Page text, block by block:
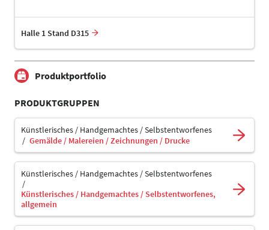
Halle 1 Stand D315
Produktportfolio
PRODUKTGRUPPEN
Künstlerisches / Handgemachtes / Selbstentworfenes
Gemälde / Malereien / Zeichnungen / Drucke
Künstlerisches / Handgemachtes / Selbstentworfenes
Künstlerisches / Handgemachtes / Selbstentworfenes,
allgemein